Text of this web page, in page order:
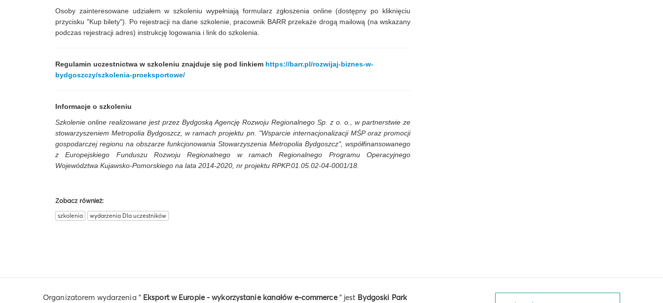
Osoby zainteresowane udziałem w szkoleniu wypełniają formularz zgłoszenia online (dostępny po kliknięciu
przycisku "Kup bilety"). Po rejestracji na dane szkolenie, pracownik BARR przekaże drogą mailową (na wskazany
podczas rejestracji adres) instrukcję logowania i link do szkolenia.
Regulamin uczestnictwa w szkoleniu znajduje się pod linkiem https://barr.pl/rozwijaj-biznes-w-
bydgoszczy/szkolenia-proeksportowe/
Informacje o szkoleniu
Szkolenie online realizowane jest przez Bydgoską Agencję Rozwoju Regionalnego Sp. z o. o., w partnerstwie ze
stowarzyszeniem Metropolia Bydgoszcz, w ramach projektu pn. "Wsparcie internacjonalizacji MŚP oraz promocji
gospodarczej regionu na obszarze funkcjonowania Stowarzyszenia Metropolia Bydgoszcz", współfinansowanego
z Europejskiego Funduszu Rozwoju Regionalnego w ramach Regionalnego Programu Operacyjnego
Województwa Kujawsko-Pomorskiego na lata 2014-2020, nr projektu RPKP.01.05.02-04-0001/18.
Zobacz również:
szkolenia wydarzenia Dla uczestników
Organizatorem wydarzenia " Eksport w Europie - wykorzystanie kanałów e-commerce" jest Bydgoski Park